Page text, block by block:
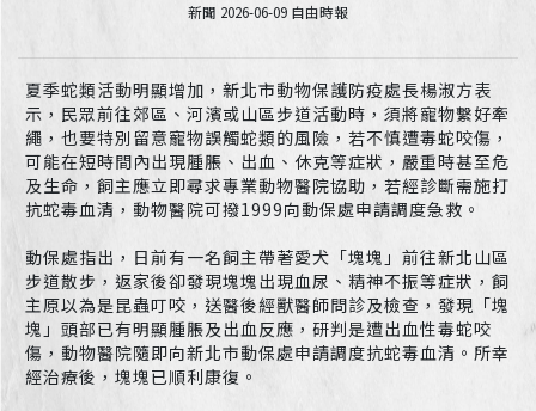
新聞 2026-06-09 自由時報
夏季蛇類活動明顯增加，新北市動物保護防疫處長楊淑方表
示，民眾前往郊區、河濱或山區步道活動時，須將寵物繫好牽
繩，也要特別留意寵物誤觸蛇類的風險，若不慎遭毒蛇咬傷，
可能在短時間內出現腫脹、出血、休克等症狀，嚴重時甚至危
及生命，飼主應立即尋求專業動物醫院協助，若經診斷需施打
抗蛇毒血清，動物醫院可撥1999向動保處申請調度急救。
動保處指出，日前有一名飼主帶著愛犬「塊塊」前往新北山區
步道散步，返家後卻發現塊塊出現血尿、精神不振等症狀，飼
主原以為是昆蟲叮咬，送醫後經獸醫師問診及檢查，發現「塊
塊」頭部已有明顯腫脹及出血反應，研判是遭出血性毒蛇咬
傷，動物醫院隨即向新北市動保處申請調度抗蛇毒血清。所幸
經治療後，塊塊已順利康復。